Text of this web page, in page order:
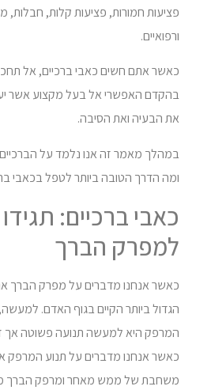
פציעות חמורות, פציעות קלות, חבלות,
ורפואיים.
כאשר אתם חשים כאבי ברכיים, אל תחכו
בהקדם האפשרי אל בעל מקצוע אשר
את הבעיה ואת הסיבה.
במהלך מאמר זה אנו נלמד על
ומה הדרך הטובה ביותר לטפל בכאבי
כאבי ברכיים:
למפרק הברך
כאשר אנחנו מדברים על מפרק הברך
הגדול ביותר הקיים בגוף האדם.
המרפק היא למעשה תנועה פשוטה אך
כאשר אנחנו מדברים על תנוע המרפק
משחבת של ממש מאחר ומרפק הברך